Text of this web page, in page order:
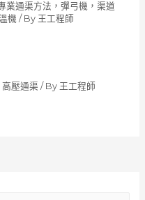
業通渠方法，彈弓機，渠道
機 / By 王工程師
高壓通渠 / By 王工程師